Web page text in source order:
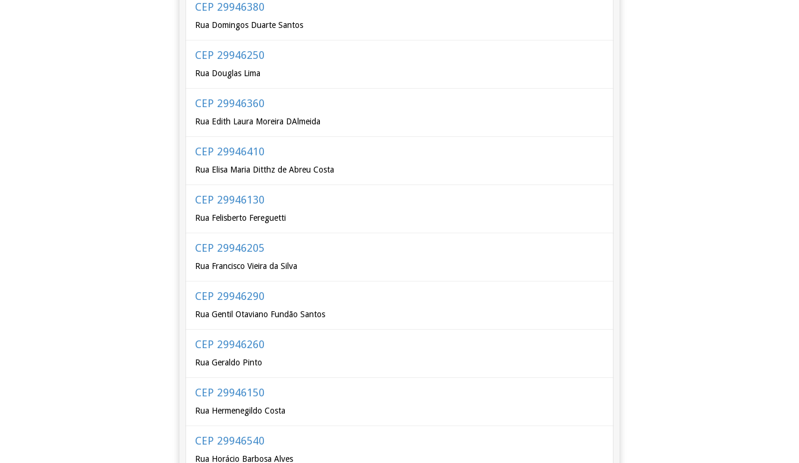
CEP 29946380
Rua Domingos Duarte Santos
CEP 29946250
Rua Douglas Lima
CEP 29946360
Rua Edith Laura Moreira DAlmeida
CEP 29946410
Rua Elisa Maria Ditthz de Abreu Costa
CEP 29946130
Rua Felisberto Fereguetti
CEP 29946205
Rua Francisco Vieira da Silva
CEP 29946290
Rua Gentil Otaviano Fundão Santos
CEP 29946260
Rua Geraldo Pinto
CEP 29946150
Rua Hermenegildo Costa
CEP 29946540
Rua Horácio Barbosa Alves